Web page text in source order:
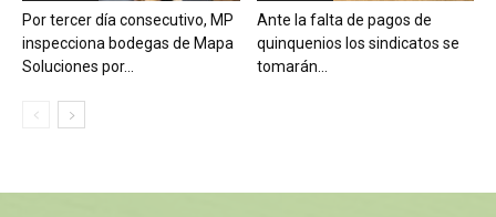
Por tercer día consecutivo, MP
inspecciona bodegas de Mapa
Soluciones por...
Ante la falta de pagos de
quinquenios los sindicatos se
tomarán...